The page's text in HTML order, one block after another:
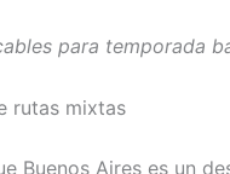
para temporada
rutas mixtas
Buenos Aires es un